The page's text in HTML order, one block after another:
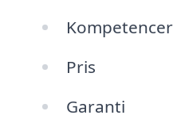
Kompetencer
Pris
Garanti